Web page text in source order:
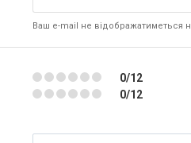
Ваш e-mail не відображатиметься
0/12
0/12